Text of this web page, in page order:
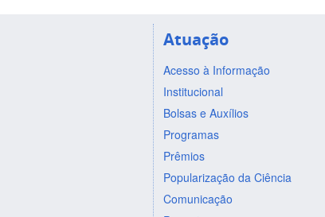
Atuação
Acesso à Informação
Institucional
Bolsas e Auxílios
Programas
Prêmios
Popularização da Ciência
Comunicação